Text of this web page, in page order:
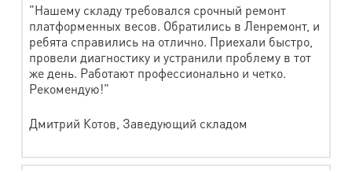
"Нашему складу требовался срочный ремонт
платформенных весов. Обратились в Ленремонт, и
ребята справились на отлично. Приехали быстро,
провели диагностику и устранили проблему в тот
же день. Работают профессионально и четко.
Рекомендую!"
Дмитрий Котов, Заведующий складом